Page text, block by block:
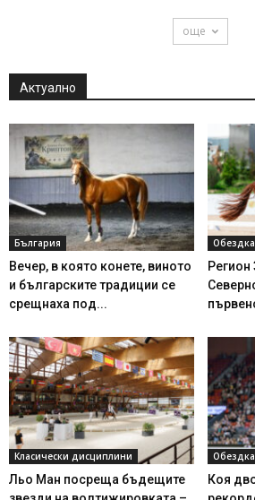
още
Актуално
България
Вечер, в която конете, виното
и българските традиции се
срещнаха под...
Обездка
Класически дисциплини
Льо Ман посреща бъдещите
Обездка
Коя